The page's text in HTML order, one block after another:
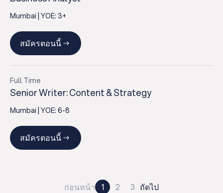
Mumbai | YOE: 3+
สมัครตอนนี้
Full Time
Senior Writer: Content & Strategy
Mumbai | YOE: 6-8
สมัครตอนนี้
ก่อนหน้า 1 2 3 ถัดไป